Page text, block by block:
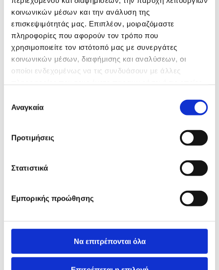
κοινωνικών μέσων και την ανάλυση της
επισκεψιμότητάς μας. Επιπλέον, μοιραζόμαστε
πληροφορίες που αφορούν τον τρόπο που
χρησιμοποιείτε τον ιστότοπό μας με συνεργάτες
κοινωνικών μέσων, διαφήμισης και αναλύσεων, οι
οποίοι ενδεχομένως να τις συνδυάσουν με άλλες
των υπηρεσιών τους.
συγκατάθεσης
Αναγκαία
Προτιμήσεις
Στατιστικά
Εμπορικής προώθησης
Να επιτρέπονται όλα